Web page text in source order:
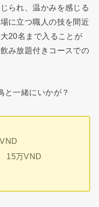
られ、温かみを感じる
に立つ職人の技を間近
20名まで入ることが
み放題付きコースでの
一緒にいかが？
15万VND